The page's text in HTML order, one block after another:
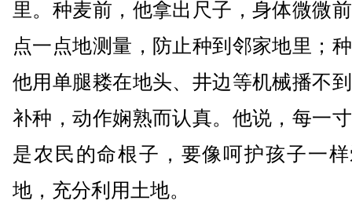
里。种麦前，他拿出尺子，身体微微
点一点地测量，防止种到邻家地里；
他用单腿耧在地头、井边等机械播不
补种，动作娴熟而认真。他说，每一
是农民的命根子，要像呵护孩子一
地，充分利用土地。